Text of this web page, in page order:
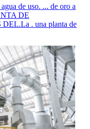
de uso. ... de oro a
DE
. una planta de